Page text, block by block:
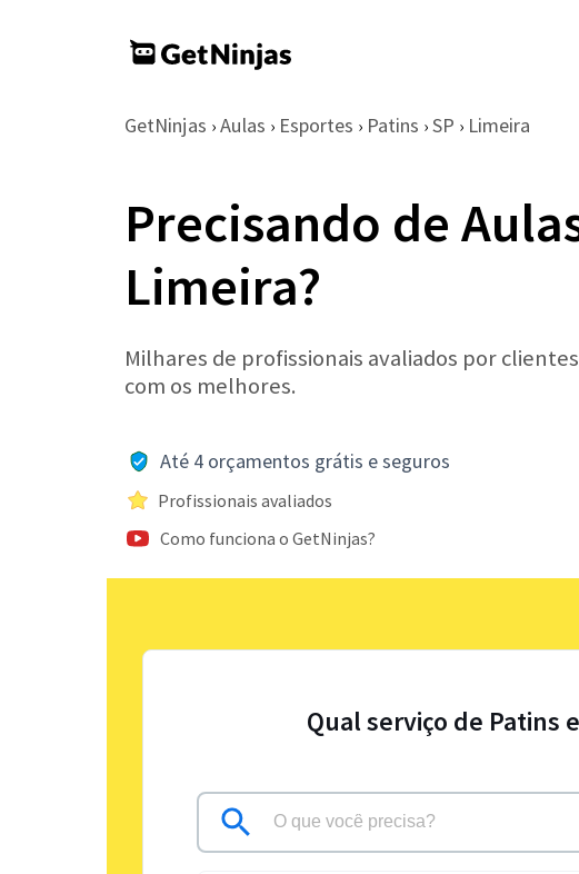
GetNinjas › Aulas › Esportes › Patins › SP › Limeira
Precisando de
Limeira?
Milhares de profissionais avaliados por
com os melhores.
Até 4 orçamentos grátis e seguros
Profissionais avaliados
Como funciona o GetNinjas?
Qual serviço de Patins